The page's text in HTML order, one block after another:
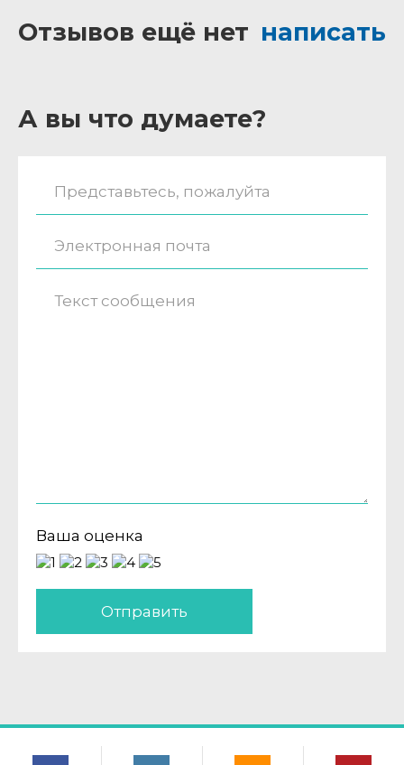
Отзывов ещё нет написать
А вы что думаете?
Ваша оценка
Отправить